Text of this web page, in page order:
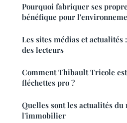
Pourquoi fabriquer ses
bénéfique pour
Les sites médias et actualités
des lecteurs
Comment Thibault Tricole
fléchettes pro ?
Quelles sont les actualités du
l'immobilier